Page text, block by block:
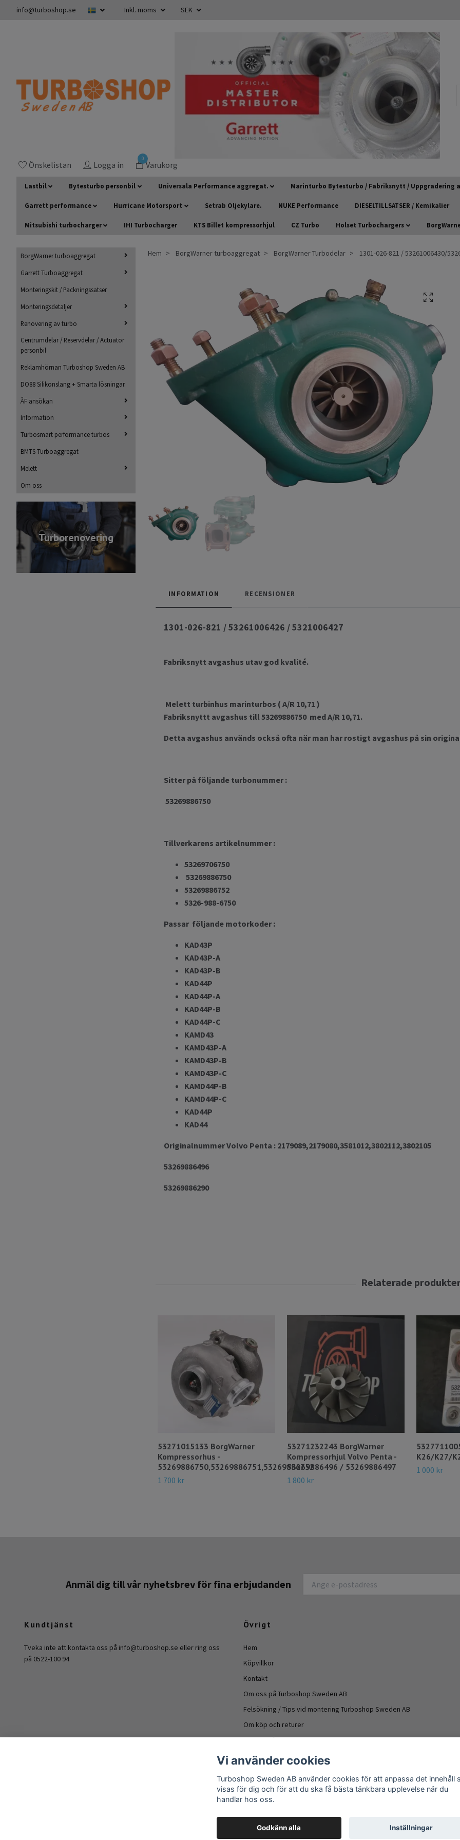
info@turboshop.se Inkl. moms SEK
Önskelistan Logga in
0
Varukorg
Lastbil Bytesturbo personbil Universala Performance aggregat. Marinturbo Bytesturbo / Fabriksnytt / Uppgradering
Garrett performance Hurricane Motorsport Setrab Oljekylare. NUKE Performance DIESELTILLSATSER / Kemikalier
Mitsubishi turbocharger IHI Turbocharger KTS Billet kompressorhjul CZ Turbo Holset Turbochargers
BorgWarner turboaggregat
Garrett Turboaggregat
Monteringskit / Packningssatser
Monteringsdetaljer
Renovering av turbo
Centrumdelar / Reservdelar / Actuator
personbil
Reklamhörnan Turboshop Sweden AB
DO88 Silikonslang + Smarta lösningar.
ÅF ansökan
Information
Turbosmart performance turbos
BMTS Turboaggregat
Melett
Om oss
Turborenovering
Hem BorgWarner turboaggregat BorgWarner Turbodelar 1301-026-821 / 53261006430/
INFORMATION RECENSIONER
1301-026-821 / 53261006426 / 5321006427
Fabriksnytt avgashus utav god kvalité.
Melett turbinhus marinturbos ( A/R 10,71 )
Fabriksnyttt avgashus till 53269886750 med A/R 10,71.
Detta avgashus används också ofta när man har rostigt avgashus på sin
Sitter på följande turbonummer :
53269886750
Tillverkarens artikelnummer :
53269706750
53269886750
53269886752
5326-988-6750
Passar följande motorkoder :
KAD43P
KAD43P-A
KAD43P-B
KAD44P
KAD44P-A
KAD44P-B
KAD44P-C
KAMD43
KAMD43P-A
KAMD43P-B
KAMD43P-C
KAMD44P-B
KAMD44P-C
KAD44P
KAD44
Originalnummer Volvo Penta : 2179089,2179080,3581012,3802112,3802105
53269886496
53269886290
53271015133 BorgWarner
Kompressorhus -
53269886750,53269886751,53269886752
1 700 kr
53271232243 BorgWarner
Kompressorhjul Volvo Penta -
53269886496 / 53269886497
1 800 kr
K26/K27/
1 000 kr
Anmäl dig till vår nyhetsbrev för fina erbjudanden
Kundtjänst
Tveka inte att kontakta oss på info@turboshop.se eller ring oss
på 0522-100 94
Övrigt
Hem
Köpvillkor
Kontakt
Om oss på Turboshop Sweden AB
Felsökning / Tips vid montering Turboshop Sweden AB
Om köp och returer
Vanliga frågor
Information turboaggregat
- Oljeläckage turboaggregat
Om köp och returer
Vi använder cookies
Turboshop Sweden AB använder cookies för att anpassa det innehåll
visas för dig och för att du ska få bästa tänkbara upplevelse när du
handlar hos oss.
Godkänn alla Inställningar